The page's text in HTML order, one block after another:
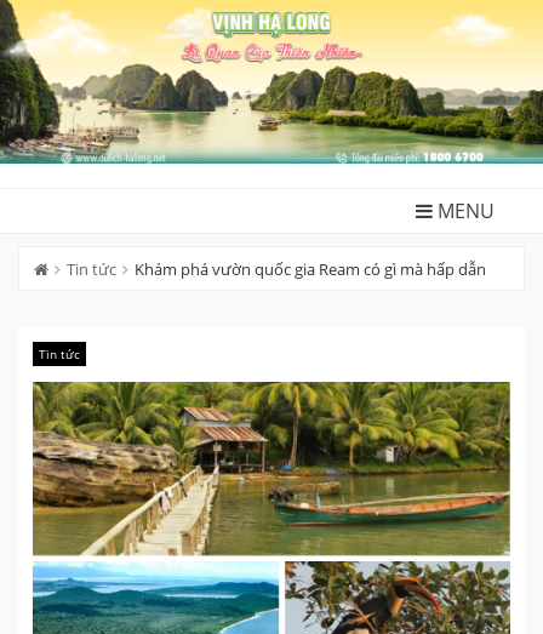
Skip
to
content
MENU
Tin tức Khám phá vườn quốc gia Ream có gì mà hấp dẫn
Tin tức